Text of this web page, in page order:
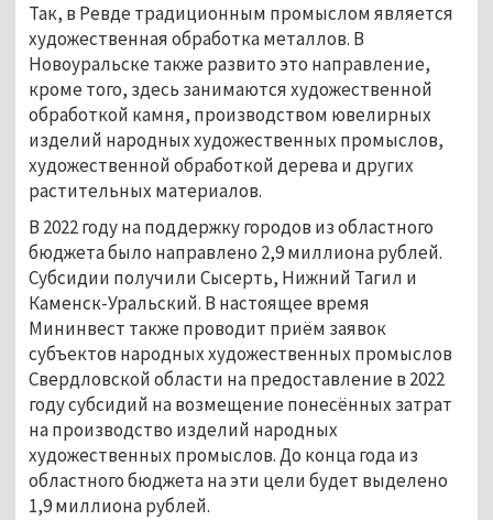
Так, в Ревде традиционным промыслом является
художественная обработка металлов. В
Новоуральске также развито это направление,
кроме того, здесь занимаются художественной
обработкой камня, производством ювелирных
изделий народных художественных промыслов,
художественной обработкой дерева и других
растительных материалов.
В 2022 году на поддержку городов из областного
бюджета было направлено 2,9 миллиона рублей.
Субсидии получили Сысерть, Нижний Тагил и
Каменск-Уральский. В настоящее время
Мининвест также проводит приём заявок
субъектов народных художественных промыслов
Свердловской области на предоставление в 2022
году субсидий на возмещение понесённых затрат
на производство изделий народных
художественных промыслов. До конца года из
областного бюджета на эти цели будет выделено
1,9 миллиона рублей.